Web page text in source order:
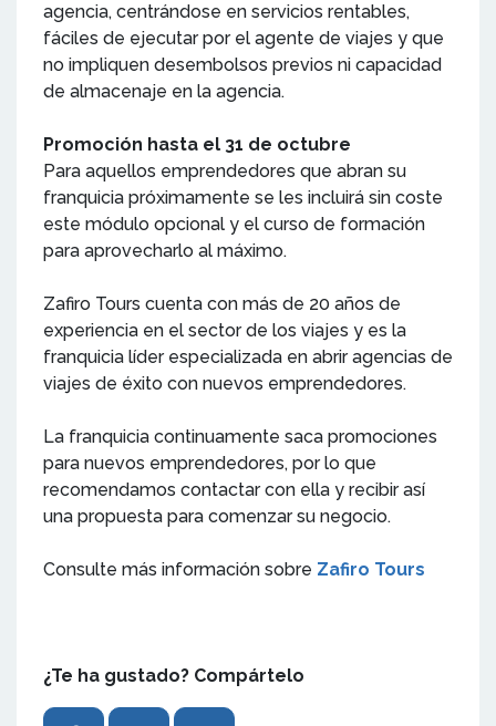
agencia, centrándose en servicios rentables,
fáciles de ejecutar por el agente de viajes y que
no impliquen desembolsos previos ni capacidad
de almacenaje en la agencia.
Promoción hasta el 31 de octubre
Para aquellos emprendedores que abran su
franquicia próximamente se les incluirá sin coste
este módulo opcional y el curso de formación
para aprovecharlo al máximo.
Zafiro Tours cuenta con más de 20 años de
experiencia en el sector de los viajes y es la
franquicia líder especializada en abrir agencias de
viajes de éxito con nuevos emprendedores.
La franquicia continuamente saca promociones
para nuevos emprendedores, por lo que
recomendamos contactar con ella y recibir así
una propuesta para comenzar su negocio.
Consulte más información sobre Zafiro Tours
¿Te ha gustado? Compártelo